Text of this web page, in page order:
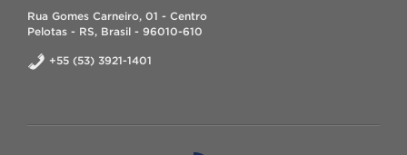
Rua Gomes Carneiro, 01 - Centro
Pelotas - RS, Brasil - 96010-610
+55 (53) 3921-1401